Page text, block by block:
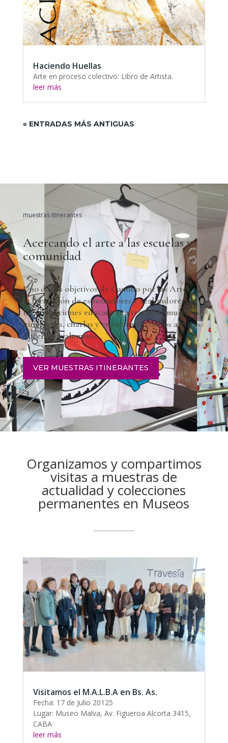
Haciendo Huellas
Arte en proceso colectivo: Libro de Artista.
leer más
« ENTRADAS MÁS ANTIGUAS
muestras itinerantes
Acercando el arte a las escuelas y
comunidad
Uno de los objetivos de Camino por las Artes es
la formación de espectadores y realizadores en
las instituciones educativas a través de muestras
itinerantes, charlas y encuentros con los artistas-
docentes y alumnos.
VER MUESTRAS ITINERANTES
Organizamos y compartimos
visitas a muestras de
actualidad y colecciones
permanentes en Museos
Visitamos el M.A.L.B.A en Bs. As.
Fecha: 17 de Julio 20125
Lugar: Museo Malva, Av. Figueroa Alcorta 3415,
CABA
leer más